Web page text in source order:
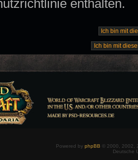
enthalten.
Powered by phpBB © 2000, 2002,
Deutsche